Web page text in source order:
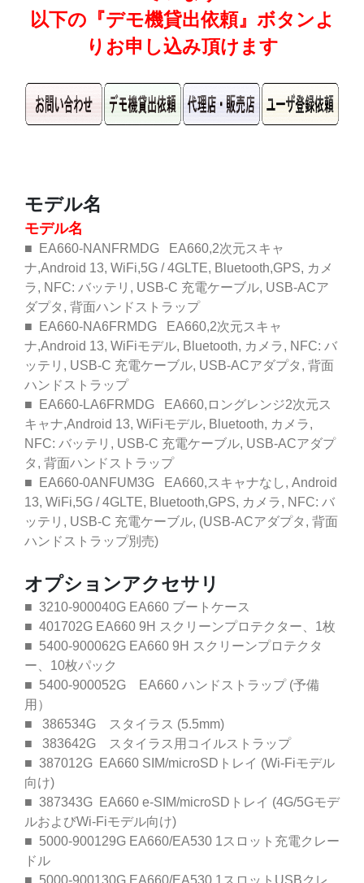
以下の『デモ機貸出依頼』ボタンよ
りお申し込み頂けます
モデル名
モデル名
■ EA660-NANFRMDG EA660,2次元スキャ
ナ,Android 13, WiFi,5G / 4GLTE, Bluetooth,GPS, カメ
ラ, NFC: バッテリ, USB-C 充電ケーブル, USB-ACア
ダプタ, 背面ハンドストラップ
■ EA660-NA6FRMDG EA660,2次元スキャ
ナ,Android 13, WiFiモデル, Bluetooth, カメラ, NFC: バ
ッテリ, USB-C 充電ケーブル, USB-ACアダプタ, 背面
ハンドストラップ
■ EA660-LA6FRMDG EA660,ロングレンジ2次元ス
キャナ,Android 13, WiFiモデル, Bluetooth, カメラ,
NFC: バッテリ, USB-C 充電ケーブル, USB-ACアダプ
タ, 背面ハンドストラップ
■ EA660-0ANFUM3G EA660,スキャナなし, Android
13, WiFi,5G / 4GLTE, Bluetooth,GPS, カメラ, NFC: バ
ッテリ, USB-C 充電ケーブル, (USB-ACアダプタ, 背面
ハンドストラップ別売)
オプションアクセサリ
■ 3210-900040G EA660 ブートケース
■ 401702G EA660 9H スクリーンプロテクター、1枚
■ 5400-900062G EA660 9H スクリーンプロテクタ
ー、10枚パック
■ 5400-900052G EA660 ハンドストラップ (予備
用）
■ 386534G スタイラス (5.5mm)
■ 383642G スタイラス用コイルストラップ
■ 387012G EA660 SIM/microSDトレイ (Wi-Fiモデル
向け)
■ 387343G EA660 e-SIM/microSDトレイ (4G/5Gモデ
ルおよびWi-Fiモデル向け)
■ 5000-900129G EA660/EA530 1スロット充電クレー
ドル